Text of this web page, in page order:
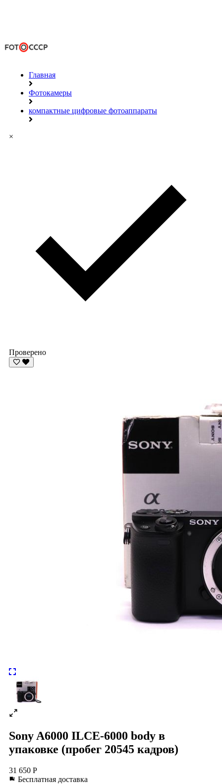
Главная
Фотокамеры
компактные цифровые фотоаппараты
×
Проверено
Sony A6000 ILCE-6000 body в
упаковке (пробег 20545 кадров)
31 650 Р
Бесплатная доставка